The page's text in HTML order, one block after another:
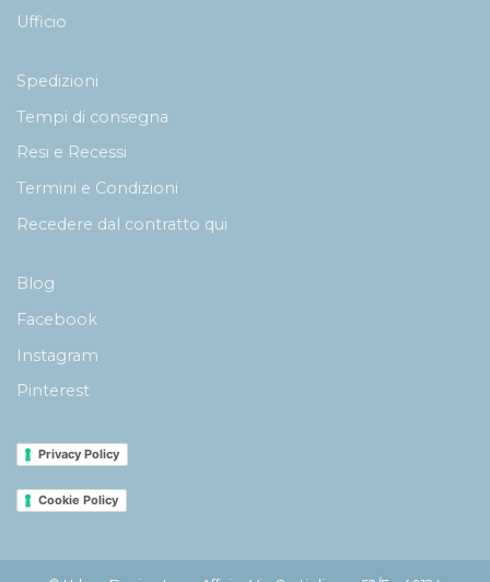
Ufficio
Spedizioni
Tempi di consegna
Resi e Recessi
Termini e Condizioni
Recedere dal contratto qui
Blog
Facebook
Instagram
Pinterest
Privacy Policy
Cookie Policy